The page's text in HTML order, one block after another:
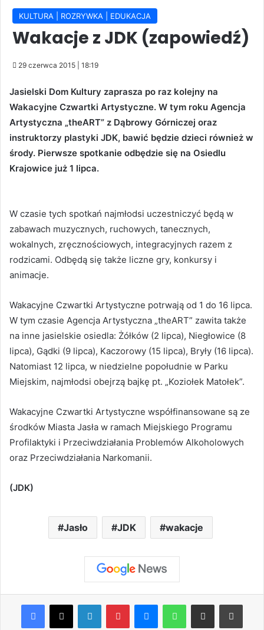
KULTURA | ROZRYWKA | EDUKACJA
Wakacje z JDK (zapowiedź)
29 czerwca 2015 | 18:19
Jasielski Dom Kultury zaprasza po raz kolejny na
Wakacyjne Czwartki Artystyczne. W tym roku Agencja
Artystyczna „theART” z Dąbrowy Górniczej oraz
instruktorzy plastyki JDK, bawić będzie dzieci również w
środy. Pierwsze spotkanie odbędzie się na Osiedlu
Krajowice już 1 lipca.
W czasie tych spotkań najmłodsi uczestniczyć będą w
zabawach muzycznych, ruchowych, tanecznych,
wokalnych, zręcznościowych, integracyjnych razem z
rodzicami. Odbędą się także liczne gry, konkursy i
animacje.
Wakacyjne Czwartki Artystyczne potrwają od 1 do 16 lipca.
W tym czasie Agencja Artystyczna „theART” zawita także
na inne jasielskie osiedla: Żółków (2 lipca), Niegłowice (8
lipca), Gądki (9 lipca), Kaczorowy (15 lipca), Bryły (16 lipca).
Natomiast 12 lipca, w niedzielne popołudnie w Parku
Miejskim, najmłodsi obejrzą bajkę pt. „Koziołek Matołek”.
Wakacyjne Czwartki Artystyczne współfinansowane są ze
środków Miasta Jasła w ramach Miejskiego Programu
Profilaktyki i Przeciwdziałania Problemów Alkoholowych
oraz Przeciwdziałania Narkomanii.
(JDK)
Jasło JDK wakacje
Facebook
X LinkedInPinterestMessengerWhatsAppShare via Email Print